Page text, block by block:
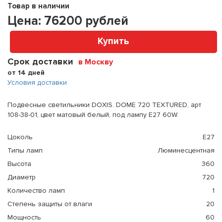
Товар в наличии
Цена: 76200 рублей
Купить
Срок доставки в Москву
от 14 дней
Условия доставки
Подвесные светильники DOXIS. DOME 720 TEXTURED, арт
108-38-01, цвет матовый белый, под лампу E27 60W.
Цоколь
E27
Типы ламп
Люминесцентная
Высота
360
Диаметр
720
Количество ламп
1
Степень защиты от влаги
20
Мощность
60